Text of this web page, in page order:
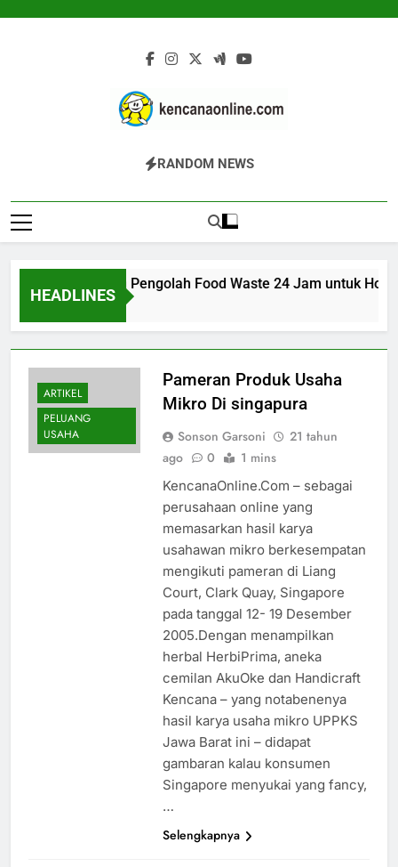
Kencana Online
Jasa Pengelolaan Sampah Kawasan
Dan Industri
RANDOM NEWS
HEADLINES
ARK 200K: Mesin Pengolah Food Waste 24 Jam untuk Hotel,
13 Jam Ago
ARTIKEL
PELUANG
USAHA
Pameran Produk Usaha
Mikro Di singapura
Sonson Garsoni
21 tahun
ago
0 1 mins
KencanaOnline.Com – sebagai
perusahaan online yang
memasarkan hasil karya
usahawan mikro berkesempatan
mengikuti pameran di Liang
Court, Clark Quay, Singapore
pada tanggal 12- 19 Desember
2005.Dengan menampilkan
herbal HerbiPrima, aneka
cemilan AkuOke dan Handicraft
Kencana – yang notabenenya
hasil karya usaha mikro UPPKS
Jawa Barat ini – didapat
gambaran kalau konsumen
Singapore menyukai yang fancy,
…
Selengkapnya